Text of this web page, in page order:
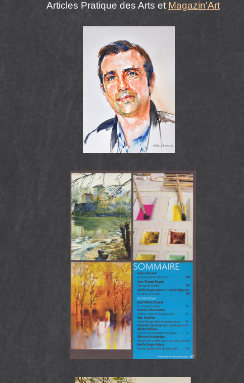
Articles Pratique des Arts et Magazin'Art